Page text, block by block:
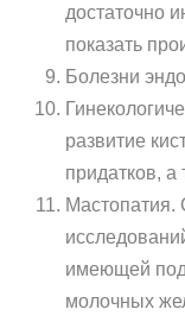
достаточно
показать
Болезни
развитие
придатков, а
Мастопатия.
имеющей
молочных